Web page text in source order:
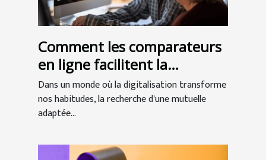
Comment les comparateurs
en ligne facilitent la
recherche de mutuelles
seniors
Dans un monde où la digitalisation transforme
nos habitudes, la recherche d'une mutuelle
adaptée...